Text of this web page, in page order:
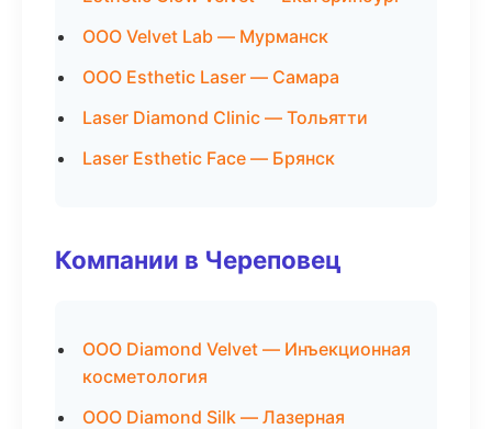
ООО Velvet Lab — Мурманск
ООО Esthetic Laser — Самара
Laser Diamond Clinic — Тольятти
Laser Esthetic Face — Брянск
Компании в Череповец
ООО Diamond Velvet — Инъекционная
косметология
ООО Diamond Silk — Лазерная